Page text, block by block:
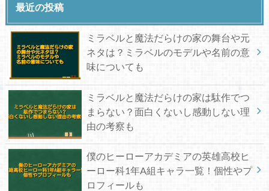
最近の投稿
ミラベルと魔法だらけの家の舞台や元
ネタは？ミラベルのモデルや名前の意
味についても
ミラベルと魔法だらけの家は駄作でつ
まらない？面白くないし感動しない理
由の考察も
僕のヒーローアカデミアの英雄高校ヒ
ーロー科1年A組キャラ一覧！個性やプ
ロフィールも